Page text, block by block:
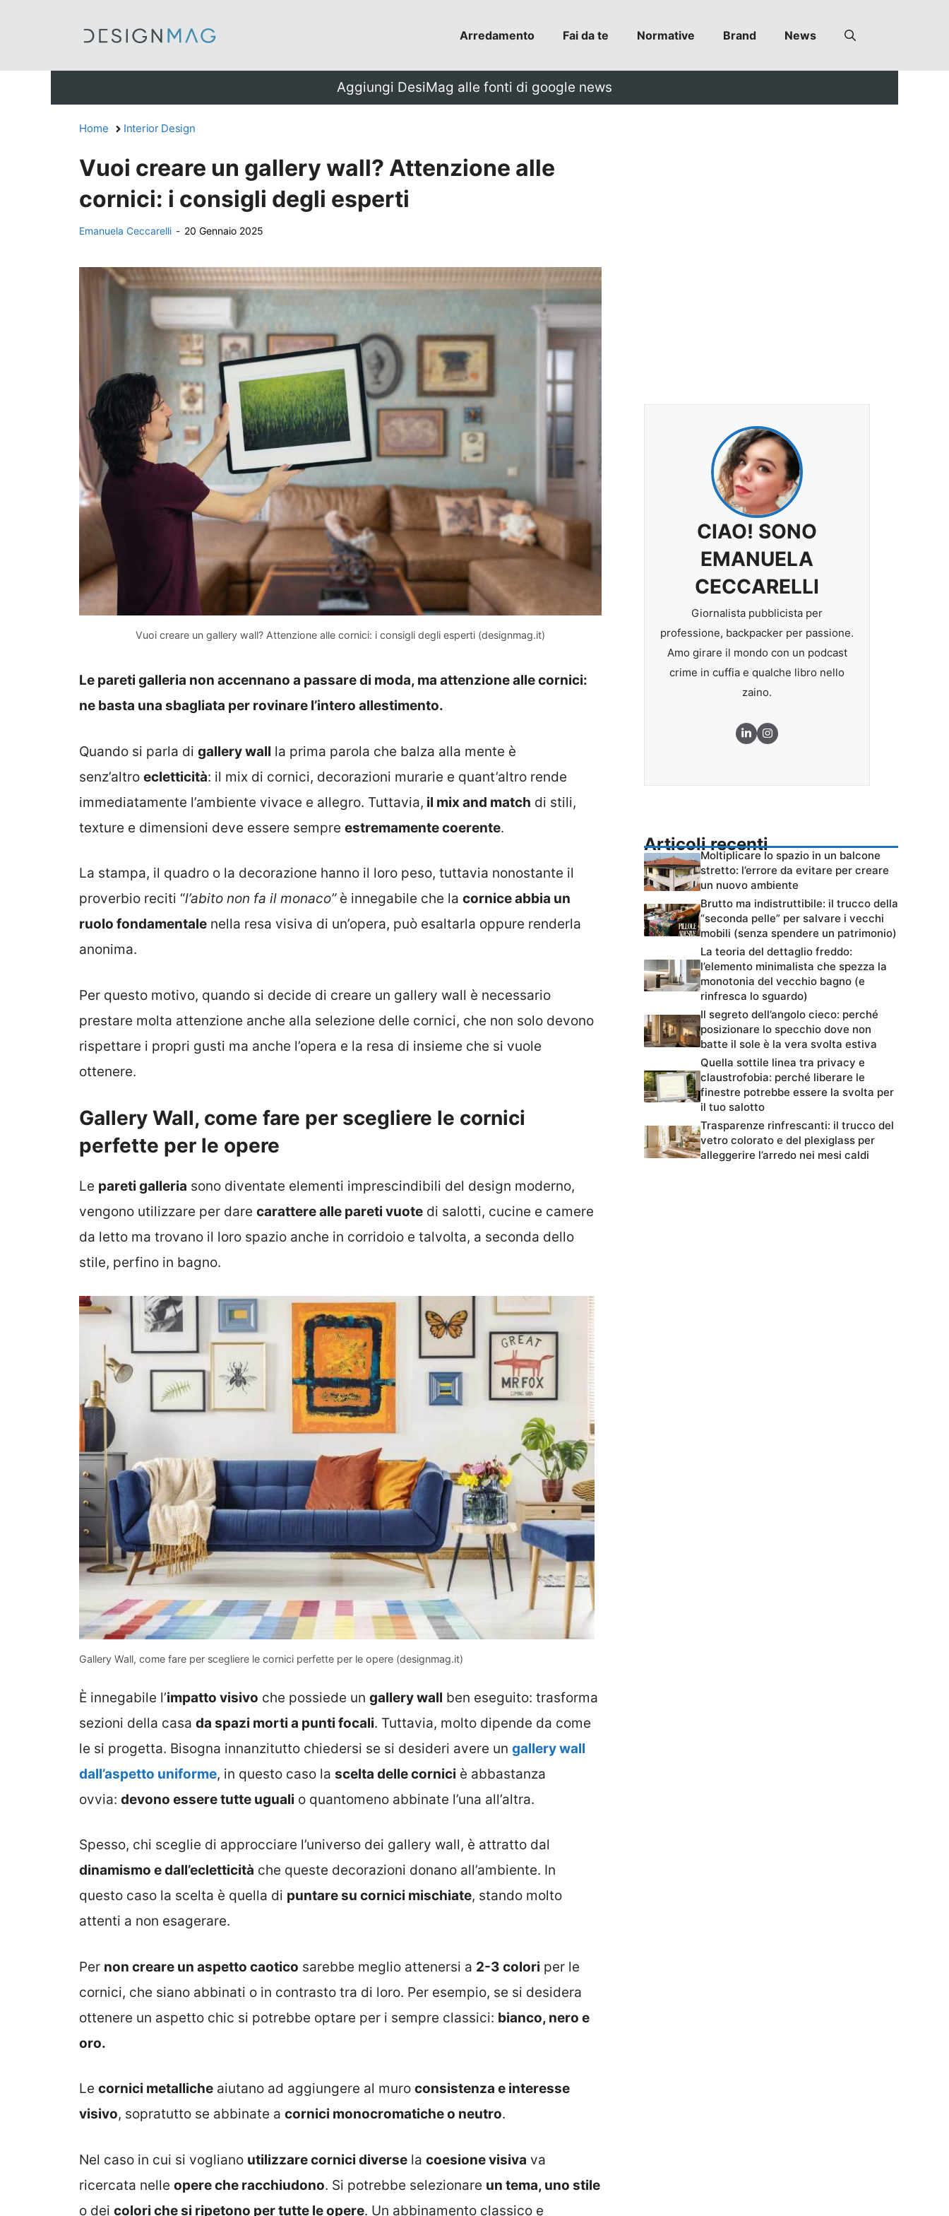
Arredamento Fai da te Normative Brand News
Aggiungi DesiMag alle fonti di google news
Home Interior Design
Vuoi creare un gallery wall? Attenzione alle
cornici: i consigli degli esperti
Emanuela Ceccarelli - 20 Gennaio 2025
Vuoi creare un gallery wall? Attenzione alle cornici: i consigli degli esperti (designmag.it)
Le pareti galleria non accennano a passare di moda, ma attenzione alle cornici:
ne basta una sbagliata per rovinare l’intero allestimento.
Quando si parla di gallery wall la prima parola che balza alla mente è
senz’altro ecletticità: il mix di cornici, decorazioni murarie e quant’altro rende
immediatamente l’ambiente vivace e allegro. Tuttavia, il mix and match di stili,
texture e dimensioni deve essere sempre estremamente coerente.
La stampa, il quadro o la decorazione hanno il loro peso, tuttavia nonostante il
proverbio reciti “l’abito non fa il monaco”è innegabile che la cornice abbia un
ruolo fondamentale nella resa visiva di un’opera, può esaltarla oppure renderla
anonima.
Per questo motivo, quando si decide di creare un gallery wall è necessario
prestare molta attenzione anche alla selezione delle cornici, che non solo devono
rispettare i propri gusti ma anche l’opera e la resa di insieme che si vuole
ottenere.
Gallery Wall, come fare per scegliere le cornici
perfette per le opere
Le pareti galleria sono diventate elementi imprescindibili del design moderno,
vengono utilizzare per dare carattere alle pareti vuote di salotti, cucine e camere
da letto ma trovano il loro spazio anche in corridoio e talvolta, a seconda dello
stile, perfino in bagno.
Gallery Wall, come fare per scegliere le cornici perfette per le opere (designmag.it)
È innegabile l’impatto visivo che possiede un gallery wall ben eseguito: trasforma
sezioni della casa da spazi morti a punti focali. Tuttavia, molto dipende da come
le si progetta. Bisogna innanzitutto chiedersi se si desideri avere un gallery wall
dall’aspetto uniforme, in questo caso la scelta delle cornici è abbastanza
ovvia: devono essere tutte uguali o quantomeno abbinate l’una all’altra.
Spesso, chi sceglie di approcciare l’universo dei gallery wall, è attratto dal
dinamismo e dall’ecletticità che queste decorazioni donano all’ambiente. In
questo caso la scelta è quella di puntare su cornici mischiate, stando molto
attenti a non esagerare.
Per non creare un aspetto caotico sarebbe meglio attenersi a 2-3 colori per le
cornici, che siano abbinati o in contrasto tra di loro. Per esempio, se si desidera
ottenere un aspetto chic si potrebbe optare per i sempre classici: bianco, nero e
oro.
Le cornici metalliche aiutano ad aggiungere al muro consistenza e interesse
visivo, sopratutto se abbinate a cornici monocromatiche o neutro.
Nel caso in cui si vogliano utilizzare cornici diverse la coesione visiva va
ricercata nelle opere che racchiudono. Si potrebbe selezionare un tema, uno stile
o dei colori che si ripetono per tutte le opere. Un abbinamento classico e
CIAO! SONO
EMANUELA
CECCARELLI
Giornalista pubblicista per
professione, backpacker per passione.
Amo girare il mondo con un podcast
crime in cuffia e qualche libro nello
zaino.
Articoli recenti
Moltiplicare lo spazio in un balcone
stretto: l’errore da evitare per creare
un nuovo ambiente
Brutto ma indistruttibile: il trucco della
“seconda pelle” per salvare i vecchi
mobili (senza spendere un patrimonio)
La teoria del dettaglio freddo:
l’elemento minimalista che spezza la
monotonia del vecchio bagno (e
rinfresca lo sguardo)
Il segreto dell’angolo cieco: perché
posizionare lo specchio dove non
batte il sole è la vera svolta estiva
Quella sottile linea tra privacy e
claustrofobia: perché liberare le
finestre potrebbe essere la svolta per
il tuo salotto
Trasparenze rinfrescanti: il trucco del
vetro colorato e del plexiglass per
alleggerire l’arredo nei mesi caldi